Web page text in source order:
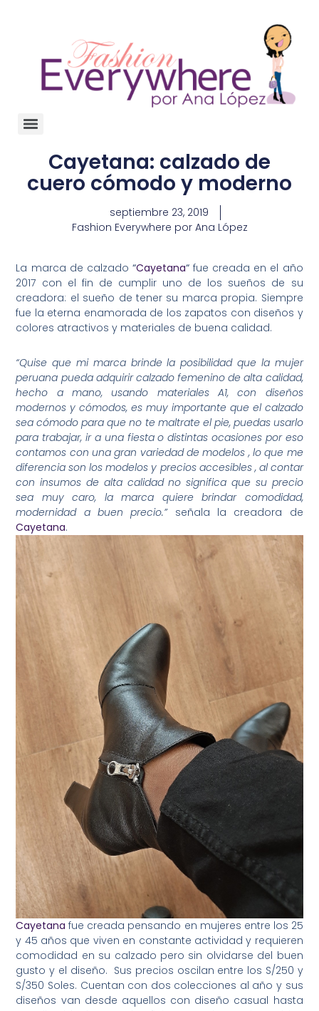
Cayetana: calzado de
cuero cómodo y moderno
septiembre 23, 2019
Fashion Everywhere por Ana López
La marca de calzado “Cayetana“fue creada en el año
2017 con el fin de cumplir uno de los sueños de su
creadora: el sueño de tener su marca propia. Siempre
fue la eterna enamorada de los zapatos con diseños y
colores atractivos y materiales de buena calidad.
“Quise que mi marca brinde la posibilidad que la mujer
peruana pueda adquirir calzado femenino de alta calidad,
hecho a mano, usando materiales A1, con diseños
modernos y cómodos, es muy importante que el calzado
sea cómodo para que no te maltrate el pie, puedas usarlo
para trabajar, ir a una fiesta o distintas ocasiones por eso
contamos con una gran variedad de modelos , lo que me
diferencia son los modelos y precios accesibles , al contar
con insumos de alta calidad no significa que su precio
sea muy caro, la marca quiere brindar comodidad,
modernidad a buen precio.”señala la creadora de
Cayetana.
Cayetana fue creada pensando en mujeres entre los 25
y 45 años que viven en constante actividad y requieren
comodidad en su calzado pero sin olvidarse del buen
gusto y el diseño. Sus precios oscilan entre los S/250 y
S/350 Soles. Cuentan con dos colecciones al año y sus
diseños van desde aquellos con diseño casual hasta